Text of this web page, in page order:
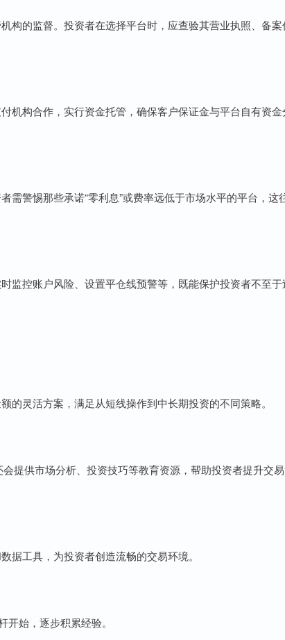
构的监督。投资者在选择平台时，应查验其营业执照、备案
机构合作，实行资金托管，确保客户保证金与平台自有资金
需警惕那些承诺“零利息”或费率远低于市场水平的平台，这
监控账户风险、设置平仓线预警等，既能保护投资者不至于
灵活方案，满足从短线操作到中长期投资的不同策略。
提供市场分析、投资技巧等教育资源，帮助投资者提升交
据工具，为投资者创造流畅的交易环境。
始，逐步积累经验。